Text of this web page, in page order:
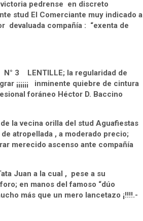
pedrense en discreto
stud El Comerciante muy indicado a
devaluada compañía : “exenta de
N° 3 LENTILLE; la regularidad de
¡¡¡¡¡¡ inminente quiebre de cintura
foráneo Héctor D. Baccino
la vecina orilla del stud Aguafiestas
atropellada , a moderado precio;
merecido ascenso ante compañía
Juan a la cual , pese a su
en manos del famoso “dúo
más que un mero lancetazo ¡!!!!.-